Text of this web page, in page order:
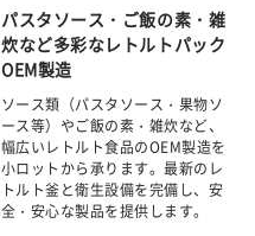
パスタソース・ご飯の素・雑
炊など多彩なレトルトパック
OEM製造
ソース類（パスタソース・果物ソ
ース等）やご飯の素・雑炊など、
幅広いレトルト食品のOEM製造を
小ロットから承ります。最新のレ
トルト釜と衛生設備を完備し、安
全・安心な製品を提供します。